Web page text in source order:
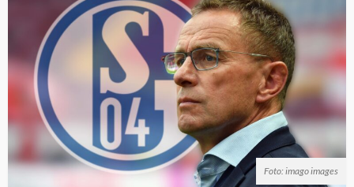
Foto: imago images